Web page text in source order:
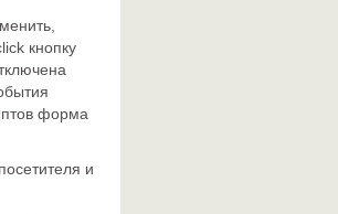
кнопку
форма
и